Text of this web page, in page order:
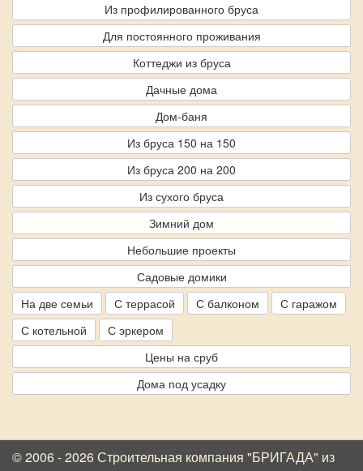
Из профилированного бруса
Для постоянного проживания
Коттеджи из бруса
Дачные дома
Дом-баня
Из бруса 150 на 150
Из бруса 200 на 200
Из сухого бруса
Зимний дом
Небольшие проекты
Садовые домики
На две семьи
С террасой С балконом
С гаражом
С котельной
С эркером
Цены на сруб
Дома под усадку
© 2006 - 2026 Строительная компания "БРИГАДА" из